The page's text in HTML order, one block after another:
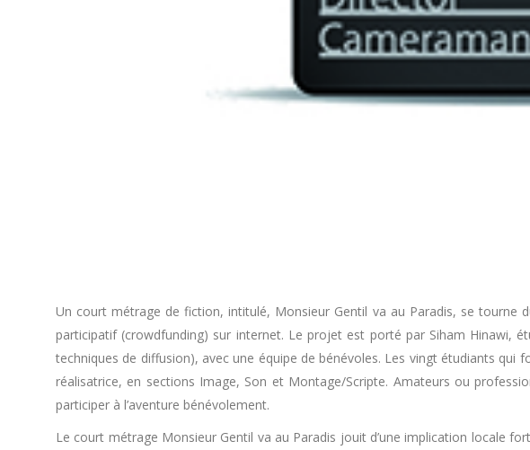
Un court métrage de fiction, intitulé, Monsieur Gentil va au Paradis, se tourne
participatif (crowdfunding) sur internet. Le projet est porté par Siham Hinawi,
techniques de diffusion), avec une équipe de bénévoles. Les vingt étudiants
réalisatrice, en sections Image, Son et Montage/Scripte. Amateurs ou
participer à l’aventure bénévolement.
Le court métrage Monsieur Gentil va au Paradis jouit d’une implication locale